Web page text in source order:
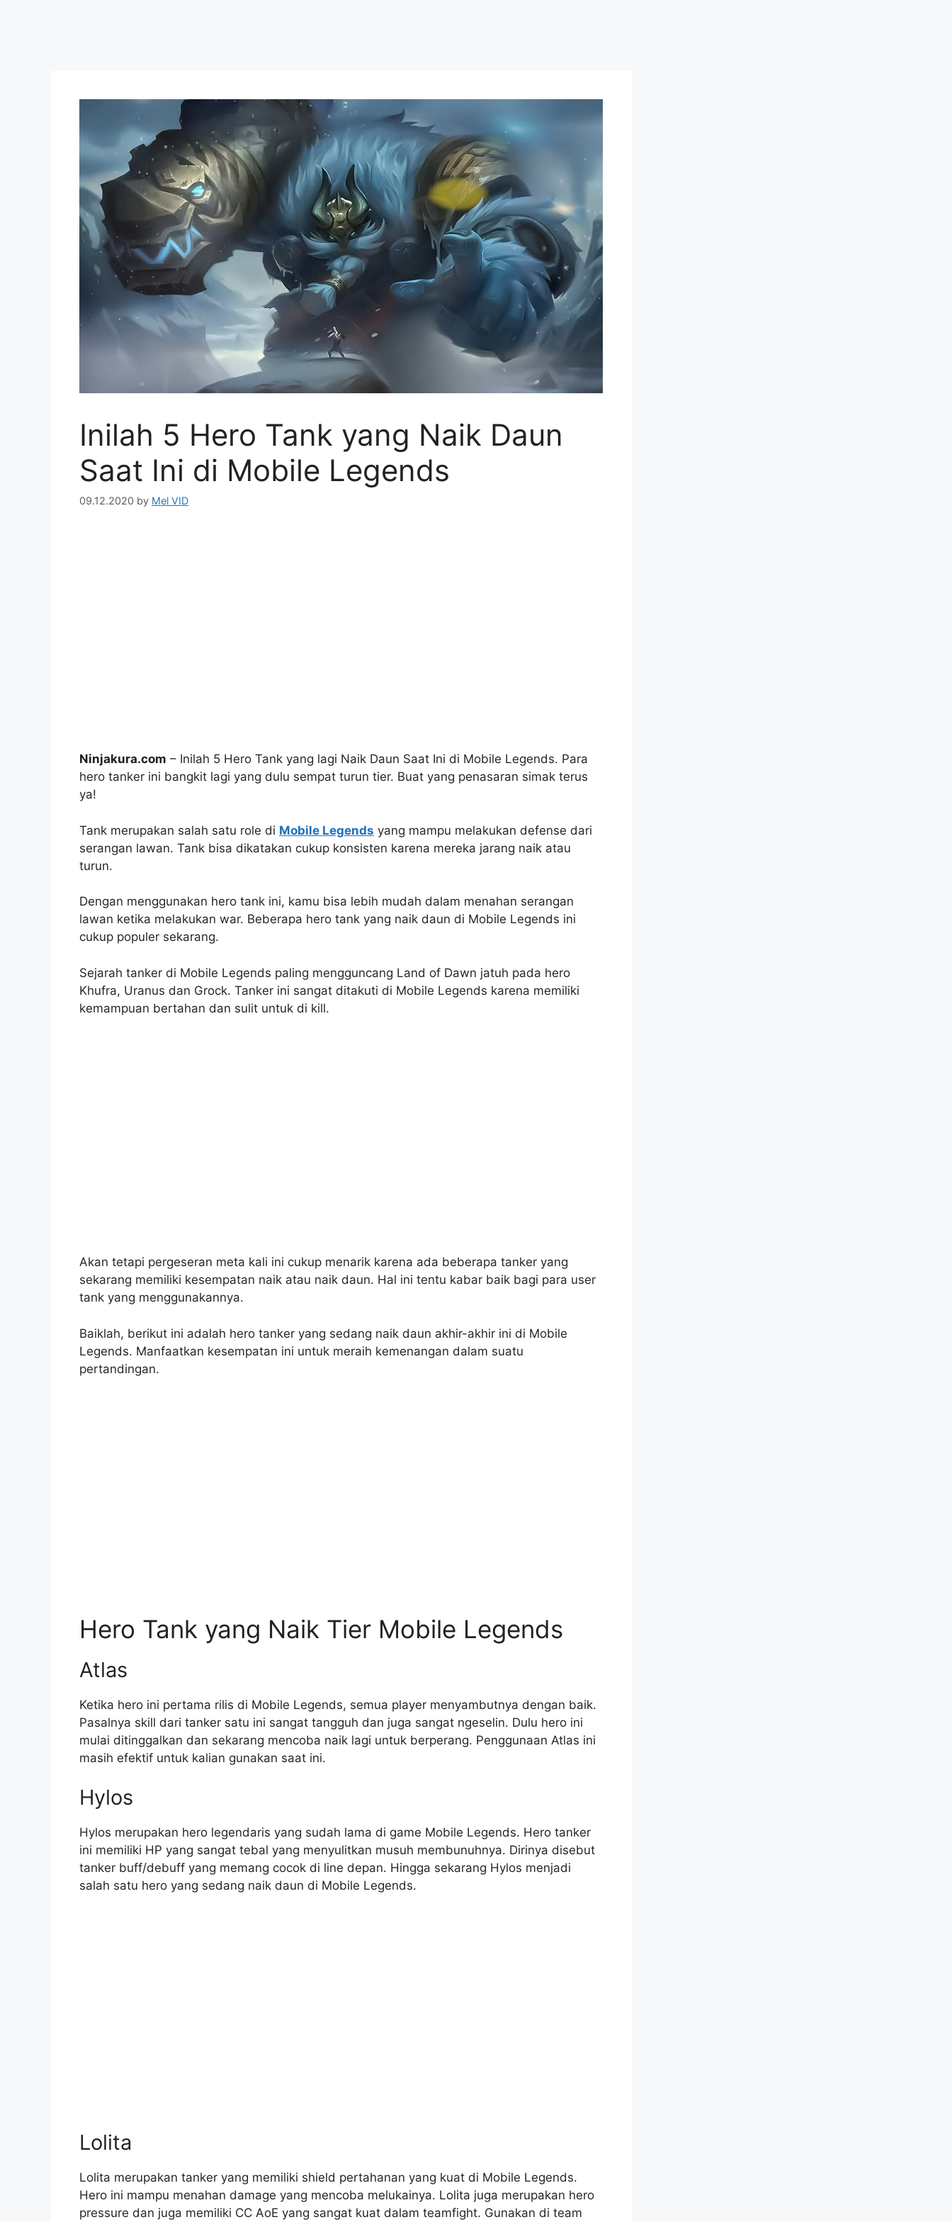
Inilah 5 Hero Tank yang Naik Daun
Saat Ini di Mobile Legends
09.12.2020 by Mel VID
Ninjakura.com – Inilah 5 Hero Tank yang lagi Naik Daun Saat Ini di Mobile Legends. Para
hero tanker ini bangkit lagi yang dulu sempat turun tier. Buat yang penasaran simak terus
ya!
Tank merupakan salah satu role di Mobile Legends yang mampu melakukan defense dari
serangan lawan. Tank bisa dikatakan cukup konsisten karena mereka jarang naik atau
turun.
Dengan menggunakan hero tank ini, kamu bisa lebih mudah dalam menahan serangan
lawan ketika melakukan war. Beberapa hero tank yang naik daun di Mobile Legends ini
cukup populer sekarang.
Sejarah tanker di Mobile Legends paling mengguncang Land of Dawn jatuh pada hero
Khufra, Uranus dan Grock. Tanker ini sangat ditakuti di Mobile Legends karena memiliki
kemampuan bertahan dan sulit untuk di kill.
Akan tetapi pergeseran meta kali ini cukup menarik karena ada beberapa tanker yang
sekarang memiliki kesempatan naik atau naik daun. Hal ini tentu kabar baik bagi para user
tank yang menggunakannya.
Baiklah, berikut ini adalah hero tanker yang sedang naik daun akhir-akhir ini di Mobile
Legends. Manfaatkan kesempatan ini untuk meraih kemenangan dalam suatu
pertandingan.
Hero Tank yang Naik Tier Mobile Legends
Atlas
Ketika hero ini pertama rilis di Mobile Legends, semua player menyambutnya dengan baik.
Pasalnya skill dari tanker satu ini sangat tangguh dan juga sangat ngeselin. Dulu hero ini
mulai ditinggalkan dan sekarang mencoba naik lagi untuk berperang. Penggunaan Atlas ini
masih efektif untuk kalian gunakan saat ini.
Hylos
Hylos merupakan hero legendaris yang sudah lama di game Mobile Legends. Hero tanker
ini memiliki HP yang sangat tebal yang menyulitkan musuh membunuhnya. Dirinya disebut
tanker buff/debuff yang memang cocok di line depan. Hingga sekarang Hylos menjadi
salah satu hero yang sedang naik daun di Mobile Legends.
Lolita
Lolita merupakan tanker yang memiliki shield pertahanan yang kuat di Mobile Legends.
Hero ini mampu menahan damage yang mencoba melukainya. Lolita juga merupakan hero
pressure dan juga memiliki CC AoE yang sangat kuat dalam teamfight. Gunakan di team